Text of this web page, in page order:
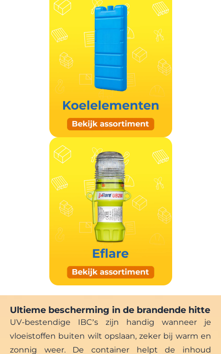
Ultieme bescherming in de brandende hitte
UV-bestendige IBC’s zijn handig wanneer je
vloeistoffen buiten wilt opslaan, zeker bij warm en
zonnig weer. De container helpt de inhoud